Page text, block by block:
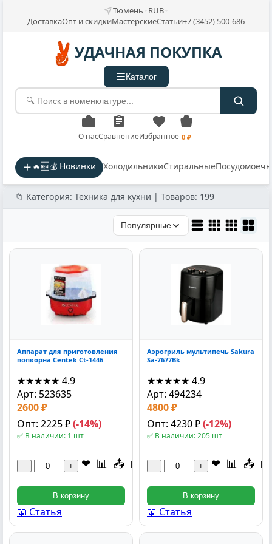
Тюмень RUB
ДоставкаОпт и скидкиМастерскиеСтатьи+7 (3452) 500-686
УДАЧНАЯ ПОКУПКА
Каталог
О насСравнениеИзбранное 0 ₽
🔥🆕💰 Новинки ХолодильникиСтиральные
📁 Категория: Техника для кухни | Товаров: 199
Популярные
Аппарат для приготовления
попкорна Centek Ct-1446
★★★★★ 4.9
Арт: 523635
2600 ₽
Опт: 2225 ₽(-14%)
✅ В наличии: 1 шт
− + ❤ 📊 📤 📖
В корзину
📖 Статья
Аэрогриль мультипечь Sakura
Sa-7677Bk
★★★★★ 4.9
Арт: 494234
4800 ₽
Опт: 4230 ₽(-12%)
✅ В наличии: 205 шт
− + ❤ 📊 📤 📖
В корзину
📖 Статья